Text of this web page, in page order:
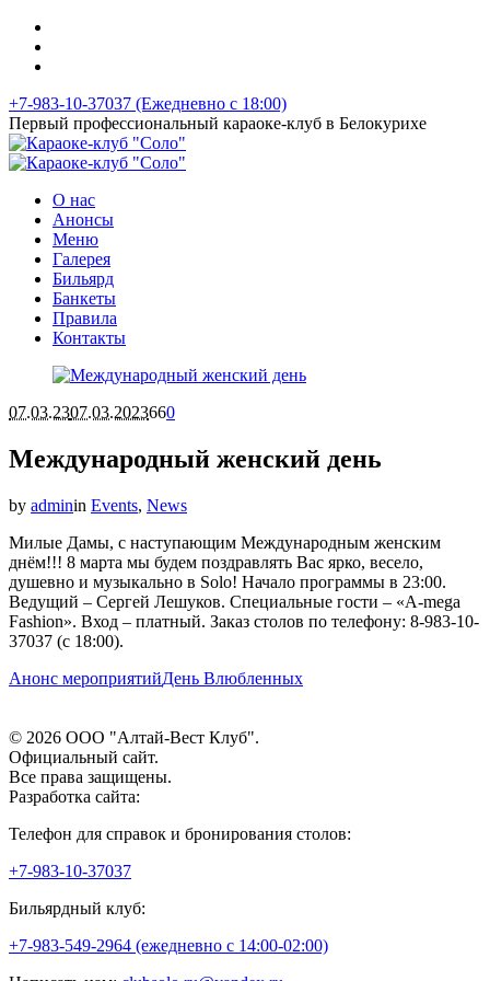
+7-983-10-37037 (Ежедневно с 18:00)
Первый профессиональный караоке-клуб в Белокурихе
О нас
Анонсы
Меню
Галерея
Бильярд
Банкеты
Правила
Контакты
07.03.2307.03.2023660
Международный женский день
by adminin Events, News
Милые Дамы, с наступающим Международным женским
днём!!! 8 марта мы будем поздравлять Вас ярко, весело,
душевно и музыкально в Solo! Начало программы в 23:00.
Ведущий – Сергей Лешуков. Специальные гости – «A-mega
Fashion». Вход – платный. Заказ столов по телефону: 8-983-10-
37037 (с 18:00).
Анонс мероприятийДень Влюбленных
© 2026 ООО "Алтай-Вест Клуб".
Официальный сайт.
Все права защищены.
Разработка сайта:
Телефон для справок и бронирования столов:
+7-983-10-37037
Бильярдный клуб:
+7-983-549-2964 (ежедневно c 14:00-02:00)